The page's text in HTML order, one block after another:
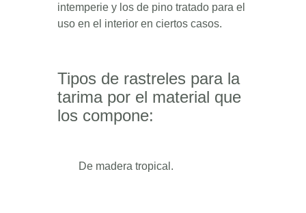
intemperie y los de pino tratado para el
uso en el interior en ciertos casos.
Tipos de rastreles para la
tarima por el material que
los compone:
De madera tropical.